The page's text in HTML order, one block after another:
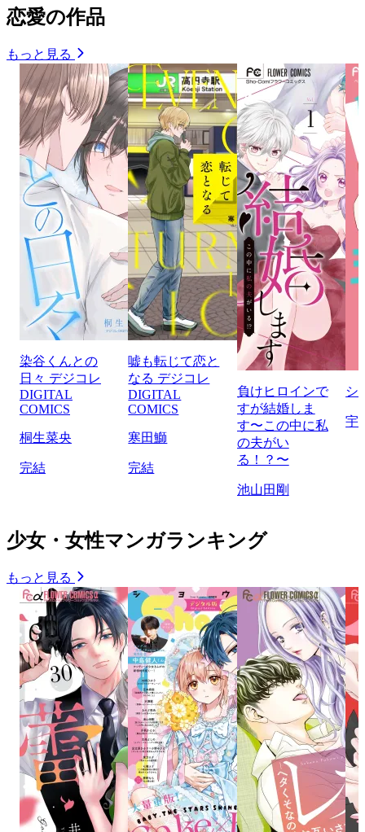
恋愛の作品
もっと見る
染谷くんとの
日々 デジコレ
DIGITAL
COMICS
桐生菜央
完結
嘘も転じて恋と
なる デジコレ
DIGITAL
COMICS
寒田鰤
完結
負けヒロインで
すが結婚しま
す〜この中に私
の夫がい
る！？〜
池山田剛
シ
宇
少女・女性マンガランキング
もっと見る